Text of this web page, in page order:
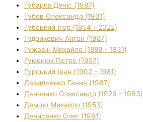
Губарєв Деніс (1987)
Губов Олександр (1931)
Губський Ігор (1954 - 2022)
Гудзикевич Антон (1987)
Гужавін Михайло (1888 - 1931)
Гуменюк Петро (1957)
Гурський Іван (1902 - 1981)
Давидченко Ганна (1967)
Данченко Олександр (1926 - 1993)
Демцю Михайло (1953)
Денисенко Олег (1961)